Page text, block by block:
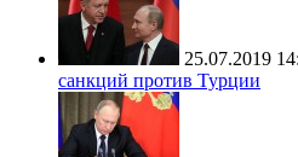
25.07.2019
санкций против Турции